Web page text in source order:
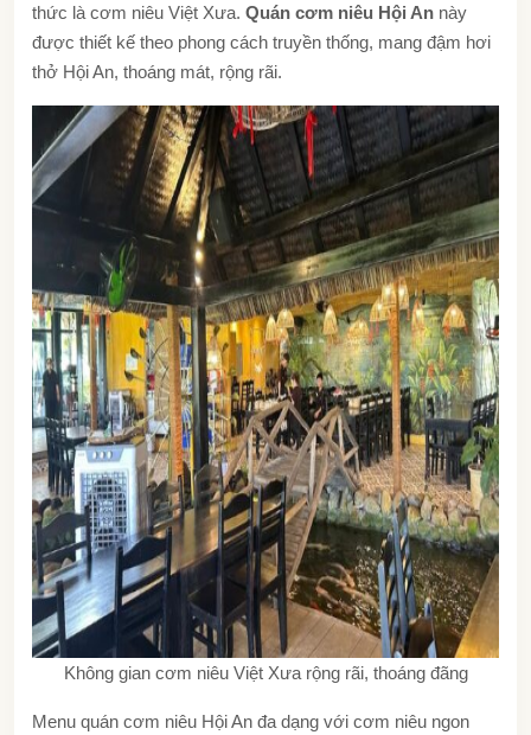
thức là cơm niêu Việt Xưa. Quán cơm niêu Hội An này
được thiết kế theo phong cách truyền thống, mang đậm hơi
thở Hội An, thoáng mát, rộng rãi.
Không gian cơm niêu Việt Xưa rộng rãi, thoáng đãng
Menu quán cơm niêu Hội An đa dạng với cơm niêu ngon